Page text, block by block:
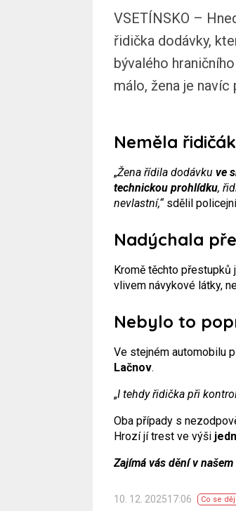
VSETÍNSKO –
řidička dodávky,
bývalého
málo, žena je
Neměla řidičák
„Žena řídila dodávku ve
technickou prohlídku,
nevlastní,“ sdělil
Nadýchala
Kromě těchto přestupků
vlivem návykové látky,
Nebylo to
Ve stejném automobilu
Lačnov.
„I tehdy řidička při
Oba případy s
Hrozí jí trest ve výši
Zajímá vás dění v
10. 12. 202517:06 Co se